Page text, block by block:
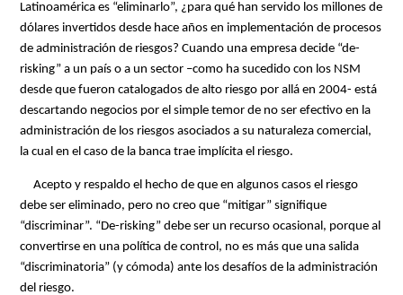
Latinoamérica es “eliminarlo”, ¿para qué han servido los millones de
dólares invertidos desde hace años en implementación de procesos
de administración de riesgos? Cuando una empresa decide “de-
risking” a un país o a un sector –como ha sucedido con los NSM
desde que fueron catalogados de alto riesgo por allá en 2004- está
descartando negocios por el simple temor de no ser efectivo en la
administración de los riesgos asociados a su naturaleza comercial,
la cual en el caso de la banca trae implícita el riesgo.
Acepto y respaldo el hecho de que en algunos casos el riesgo
debe ser eliminado, pero no creo que “mitigar” signifique
“discriminar”. “De-risking” debe ser un recurso ocasional, porque al
convertirse en una política de control, no es más que una salida
“discriminatoria” (y cómoda) ante los desafíos de la administración
del riesgo.